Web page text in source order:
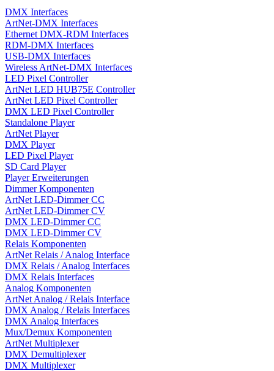
DMX Interfaces
ArtNet-DMX Interfaces
Ethernet DMX-RDM Interfaces
RDM-DMX Interfaces
USB-DMX Interfaces
Wireless ArtNet-DMX Interfaces
LED Pixel Controller
ArtNet LED HUB75E Controller
ArtNet LED Pixel Controller
DMX LED Pixel Controller
Standalone Player
ArtNet Player
DMX Player
LED Pixel Player
SD Card Player
Player Erweiterungen
Dimmer Komponenten
ArtNet LED-Dimmer CC
ArtNet LED-Dimmer CV
DMX LED-Dimmer CC
DMX LED-Dimmer CV
Relais Komponenten
ArtNet Relais / Analog Interface
DMX Relais / Analog Interfaces
DMX Relais Interfaces
Analog Komponenten
ArtNet Analog / Relais Interface
DMX Analog / Relais Interfaces
DMX Analog Interfaces
Mux/Demux Komponenten
ArtNet Multiplexer
DMX Demultiplexer
DMX Multiplexer